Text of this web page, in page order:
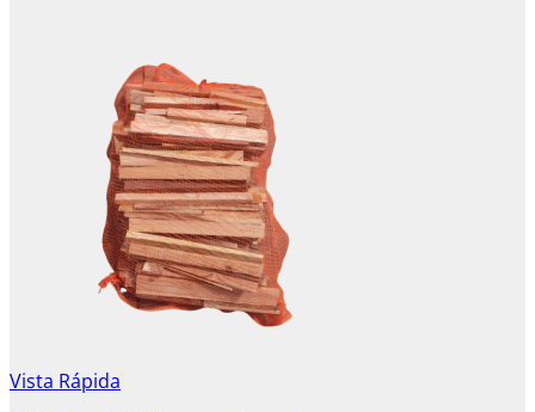
Vista Rápida